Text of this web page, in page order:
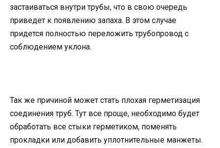
застаиваться внутри трубы, что в свою очередь
приведет к появлению запаха. В этом случае
придется полностью переложить трубопровод с
соблюдением уклона.
Так же причиной может стать плохая герметизация
соединения труб. Тут все проще, необходимо будет
обработать все стыки герметиком, поменять
прокладки или добавить уплотнительные манжеты.